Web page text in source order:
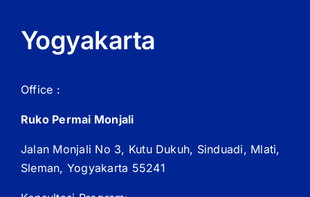
Yogyakarta
Office :
Ruko Permai Monjali
Jalan Monjali No 3, Kutu Dukuh, Sinduadi, Mlati,
Sleman, Yogyakarta 55241